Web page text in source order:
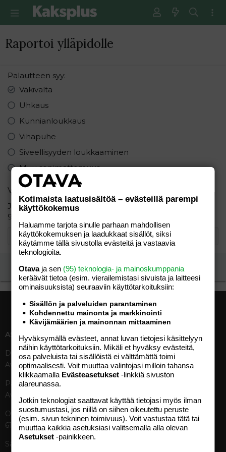
Raportoi ylläpidolle
Palautteen syy
Väkivalta
Uhkaus
Kunnianloukkaus
Vihapuhe
Siveellisyyden loukkaaminen
Muu sopimattomuus
Varmistus
Järjestä seuraavat numerot pienimmästä suurimpaan:
9 9 4
Ilmoita asiaton viesti
ASIAKASPALVELU
Digipalvelut (09) 156 6227
Avoinna ma–pe 8–19
Painettu lehti (09) 156 665
Avoinna ma–pe 8–19
Otavamedian vaihde (09) 156
61
Sähköposti (digi)
MEDIATIEDOT
Tekniset tiedot, aikataulut ja
ilmoitushinnat
Tietoa verkon kävijöistä
Avoimuusraportti
Käyttöehdot
TUOTTEET
Kotimaista laatusisältöä – evästeillä parempi
käyttökokemus
Haluamme tarjota sinulle parhaan mahdollisen
käyttökokemuksen ja laadukkaat sisällöt, siksi
käytämme tällä sivustolla evästeitä ja vastaavia
teknologioita.
Otavaja sen (95) teknologia- ja mainoskumppania
keräävät tietoa (esim. vierailemis­tasi sivuista ja laitteesi
ominaisuuk­sista) seuraaviin käyttötarkoituksiin:
Sisällön ja palveluiden parantaminen
Kohdennettu mainonta ja markkinointi
Kävijämäärien ja mainonnan mittaaminen
Hyväksymällä evästeet, annat luvan tietojesi käsittelyyn
näihin käyttötarkoituksiin. Mikäli et hyväksy evästeitä,
osa palveluista tai sisällöistä ei välttämättä toimi
optimaalisesti. Voit muuttaa valintojasi milloin tahansa
klikkaamalla Evästeasetukset -linkkiä sivuston
alareunassa.
Jotkin teknologiat saattavat käyttää tietojasi myös ilman
suostumustasi, jos niillä on siihen oikeutettu peruste
(esim. sivun tekninen toimivuus). Voit vastustaa tätä tai
muuttaa kaikkia asetuksiasi valitsemalla alla olevan
Asetukset -painikkeen.